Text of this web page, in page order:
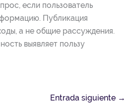
если пользователь
Публикация
а не общие рассуждения.
выявляет пользу
Entrada siguiente →